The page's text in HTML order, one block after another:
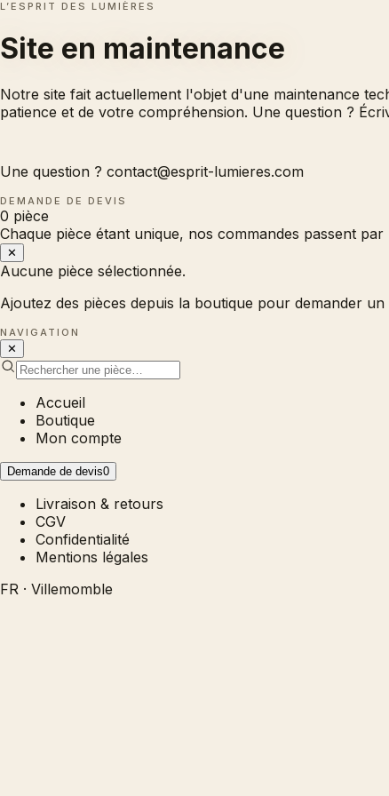
L’ESPRIT DES LUMIÈRES
Site en maintenance
Notre site fait actuellement l'objet d'une maintenance
patience et de votre compréhension. Une question ?
Une question ? contact@esprit-lumieres.com
DEMANDE DE DEVIS
0 pièce
Chaque pièce étant unique, nos commandes passent par
✕
Aucune pièce sélectionnée.
Ajoutez des pièces depuis la boutique pour demander un
NAVIGATION
✕
Accueil
Boutique
Mon compte
Demande de devis0
Livraison & retours
CGV
Confidentialité
Mentions légales
FR · Villemomble